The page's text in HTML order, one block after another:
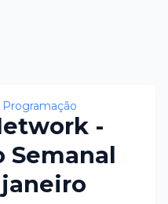
-
Semanal
janeiro